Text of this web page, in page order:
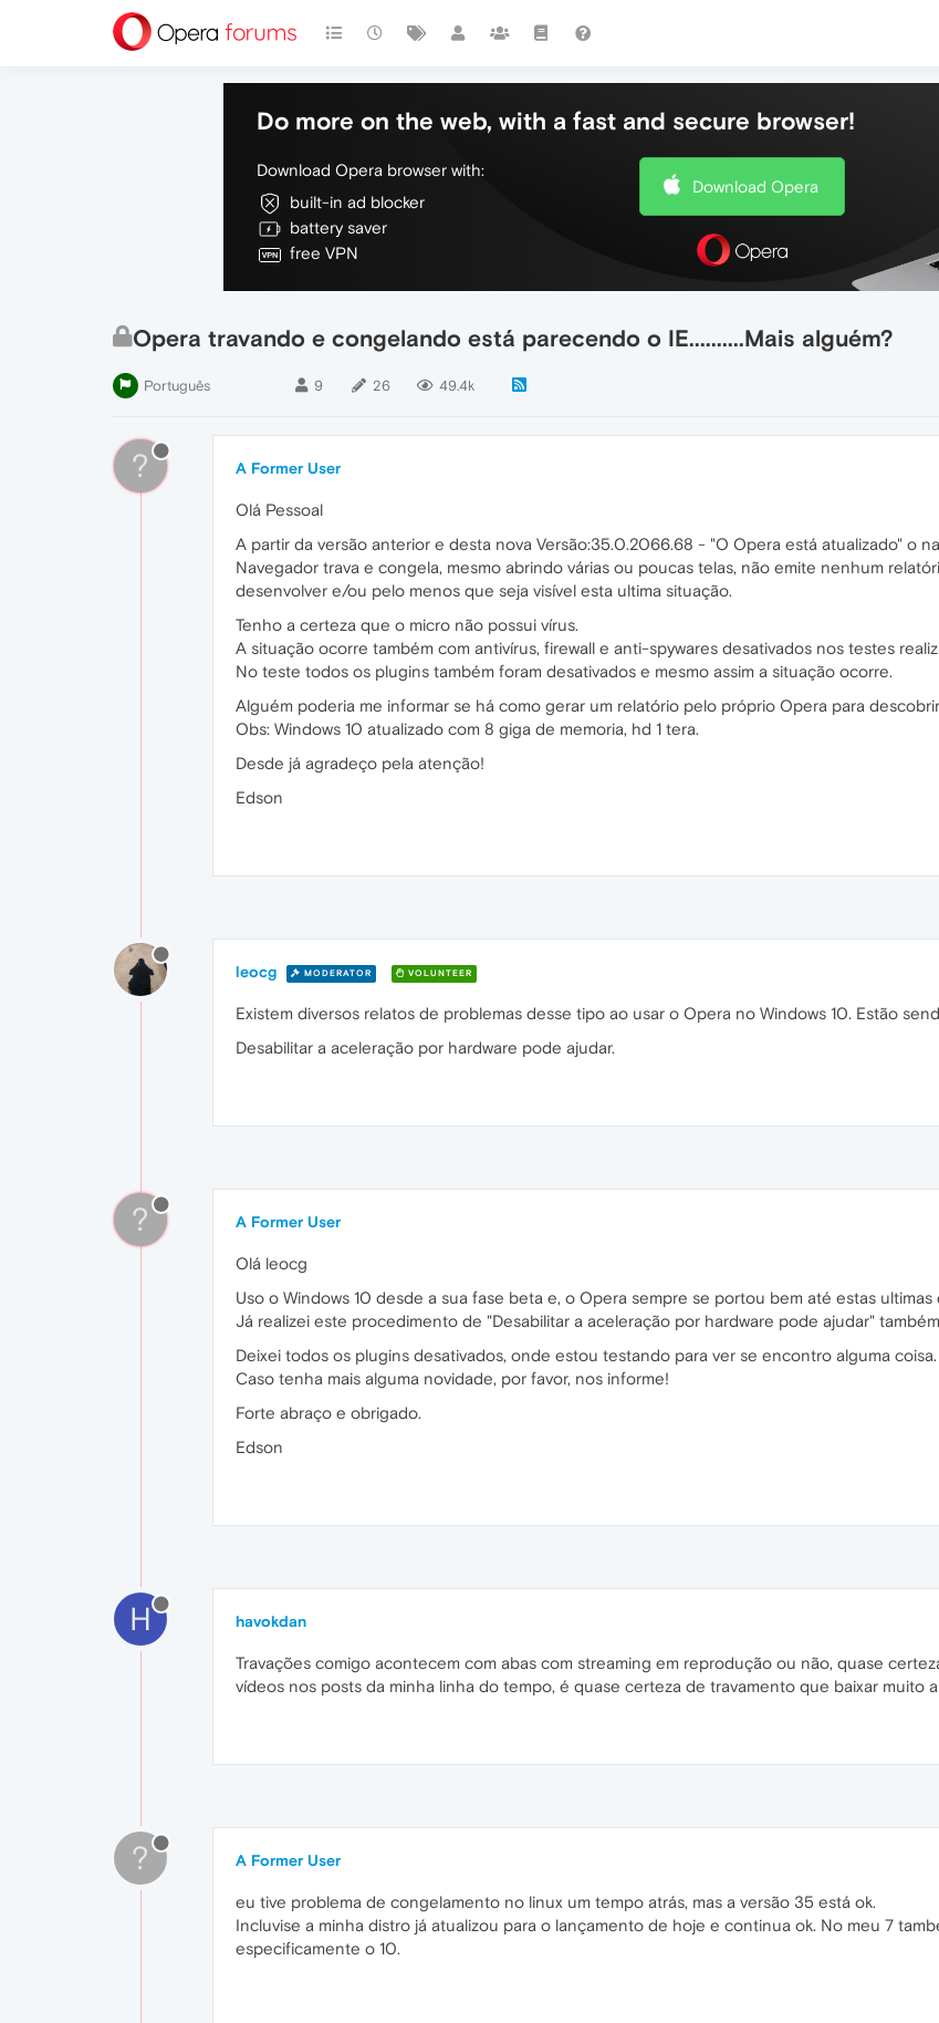
Do more on the web, with a fast and secure browser!
Download Opera browser with:
built-in ad blocker
battery saver
free VPN
Download Opera
Opera travando e congelando está parecendo o IE..........Mais alguém?
Português 9 26 49.4k
? A Former User
Olá Pessoal
A partir da versão anterior e desta nova Versão:35.0.2066.68 - "O Opera está atualizado" o
Navegador trava e congela, mesmo abrindo várias ou poucas telas, não emite nenhum
desenvolver e/ou pelo menos que seja visível esta ultima situação.
Tenho a certeza que o micro não possui vírus.
A situação ocorre também com antivírus, firewall e anti-spywares desativados nos testes
No teste todos os plugins também foram desativados e mesmo assim a situação ocorre.
Alguém poderia me informar se há como gerar um relatório pelo próprio Opera para
Obs: Windows 10 atualizado com 8 giga de memoria, hd 1 tera.
Desde já agradeço pela atenção!
Edson
leocg MODERATOR VOLUNTEER
Existem diversos relatos de problemas desse tipo ao usar o Opera no Windows 10. Estão
Desabilitar a aceleração por hardware pode ajudar.
? A Former User
Olá leocg
Uso o Windows 10 desde a sua fase beta e, o Opera sempre se portou bem até estas ultimas
Já realizei este procedimento de "Desabilitar a aceleração por hardware pode ajudar"
Deixei todos os plugins desativados, onde estou testando para ver se encontro alguma coisa.
Caso tenha mais alguma novidade, por favor, nos informe!
Forte abraço e obrigado.
Edson
H havokdan
Travações comigo acontecem com abas com streaming em reprodução ou não, quase
vídeos nos posts da minha linha do tempo, é quase certeza de travamento que baixar muito a
? A Former User
eu tive problema de congelamento no linux um tempo atrás, mas a versão 35 está ok.
Incluvise a minha distro já atualizou para o lançamento de hoje e continua ok. No meu 7
especificamente o 10.